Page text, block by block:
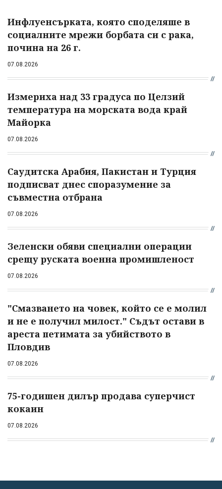
Инфлуенсърката, която споделяше в
социалните мрежи борбата си с рака,
почина на 26 г.
07.08.2026
Измериха над 33 градуса по Целзий
температура на морската вода край
Майорка
07.08.2026
Саудитска Арабия, Пакистан и Турция
подписват днес споразумение за
съвместна отбрана
07.08.2026
Зеленски обяви специални операции
срещу руската военна промишленост
07.08.2026
"Смазването на човек, който се е молил
и не е получил милост." Съдът остави в
ареста петимата за убийството в
Пловдив
07.08.2026
75-годишен дилър продава суперчист
кокаин
07.08.2026